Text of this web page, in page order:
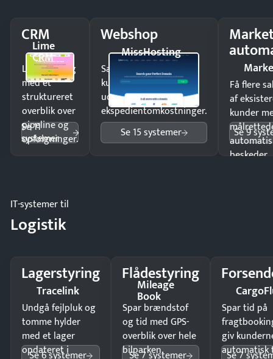
CRM
Lime
CRM
Luk flere salg
med et
struktureret
overblik over
pipeline og
opfølgninger.
Se 11
systemer
Webshop
MissHosting
Sælg produkter 24/7 til
kunder i hele landet
uden
ekspedientomkostninger.
Se 15 systemer
Få flere
af
kunder
beskeder.
Se 9
IT-systemer til
Logistik
Lagerstyring
Tracelink
Undgå fejlpluk og
tomme hylder
med et lager
opdateret i
Se 6 systemer
Flådestyring
Mileage
Book
Spar brændstof
og tid med GPS-
overblik over hele
bilparken.
Se 7 systemer
Spar tid på
giv
automatisk
Se 7